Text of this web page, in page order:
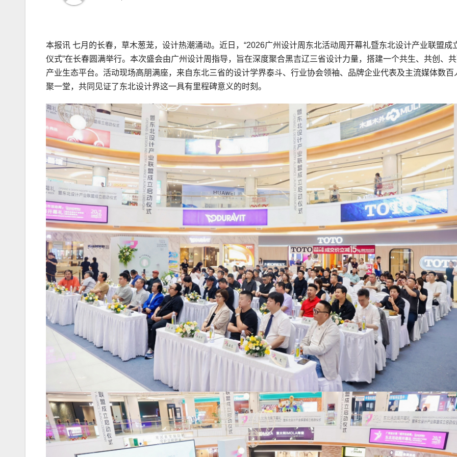
本报讯 七月的长春，草木葱茏，设计热潮涌动。近日，“2026广州设计周东北活动周开幕礼暨东北设计产业联盟成
仪式”在长春圆满举行。本次盛会由广州设计周指导，旨在深度聚合黑吉辽三省设计力量，搭建一个共生、共创、
产业生态平台。活动现场高朋满座，来自东北三省的设计学界泰斗、行业协会领袖、品牌企业代表及主流媒体数百
聚一堂，共同见证了东北设计界这一具有里程碑意义的时刻。